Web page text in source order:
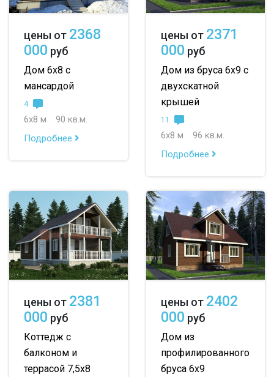
цены от 2368
000 руб
Дом 6х8 с
мансардой
4
6х8 м
90 кв.м.
Подробнее
цены от 2371
000 руб
Дом из бруса 6х9 с
двухскатной
крышей
11
6х8 м
96 кв.м.
Подробнее
цены от 2381
000 руб
Коттедж с
балконом и
террасой 7,5х8
цены от 2402
000 руб
Дом из
профилированного
бруса 6х9